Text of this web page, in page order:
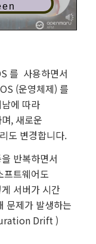
를 사용하면서
(운영체제) 를
에 따라
, 새로운
도 변경합니다.
반복하면서
프트웨어도
서버가 시간
문제가 발생하는
Drift )